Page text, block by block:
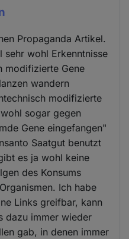
Propaganda Artikel.
sehr wohl Erkenntnisse
modifizierte Gene
wandern
modifizierte
sogar gegen
Gene eingefangen"
Saatgut benutzt
es ja wohl keine
des Konsums
Ich habe
Links greifbar, kann
dazu immer wieder
gab, in denen immer